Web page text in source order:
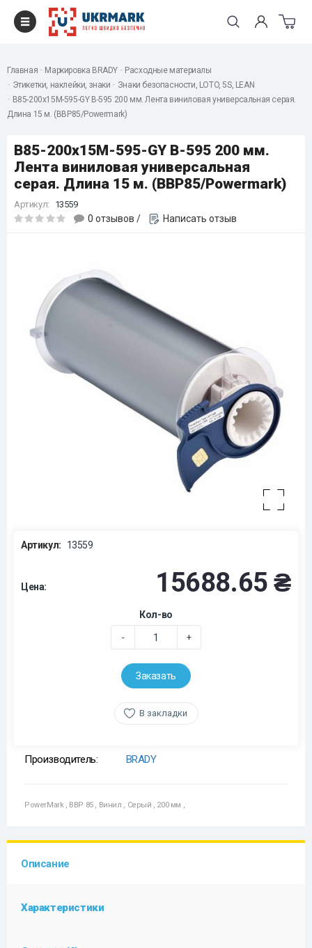
Главная Маркировка BRADY
Расходные материалы
Этикетки, наклейки, знаки
Знаки безопасности, LOTO, 5S, LEAN
B85-200x15M-595-GY B-595 200 мм. Лента виниловая универсальная серая.
Длина 15 м. (BBP85/Powermark)
B85-200x15M-595-GY B-595 200 мм.
Лента виниловая универсальная
серая. Длина 15 м. (BBP85/Powermark)
Артикул: 13559
0 отзывов / Написать отзыв
Артикул: 13559
Цена: 15688.65 ₴
Кол-во
- +
Заказать
В закладки
Производитель: BRADY
PowerMark , BBP 85 , Винил , Серый , 200 мм ,
Описание
Характеристики